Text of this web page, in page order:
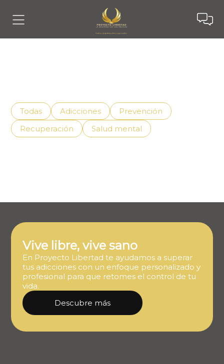
Todas Adicciones
Prevención
Recuperación
Salud mental
Vive libre, vive sano
En Proyecto Libertad te ayudamos a superar
tus adicciones con un enfoque personalizado y
profesional para que retomes el control de tu
vida.
Descubre más